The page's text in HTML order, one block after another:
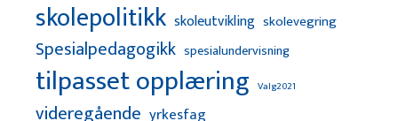
skolepolitikk skoleutvikling skolevegring
Spesialpedagogikk spesialundervisning
tilpasset opplæring Valg2021
videregående yrkesfag